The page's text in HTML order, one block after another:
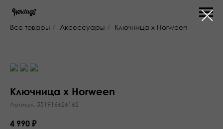
Все товары / Аксессуары / Ключница x Horween
Ключница x Horween
Артикул: 551916626162
4 990 ₽